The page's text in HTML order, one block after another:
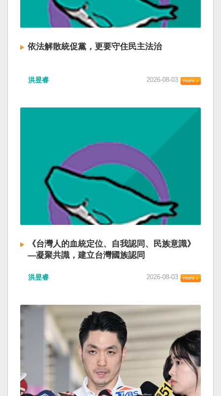
依法解散統促黨，更要守住民主法治
洪昱睿 2026-08-03
《台灣人的血統定位、自我認同、民族意識》
—凝聚共識，建立台灣國族認同
洪昱睿 2026-08-03